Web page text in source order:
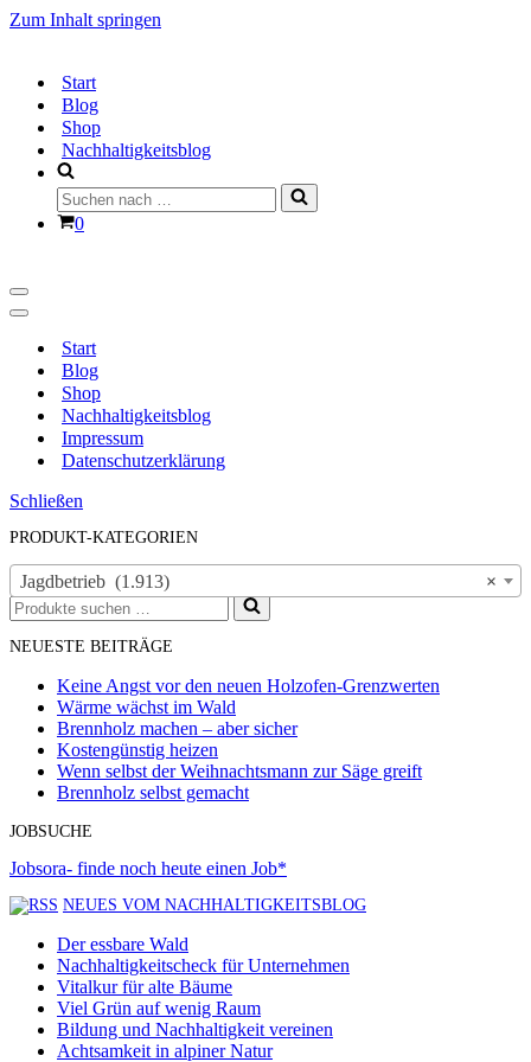
Zum Inhalt springen
Start
Blog
Shop
Nachhaltigkeitsblog
Suchen
nach …
Warenkorb
0
Navigationsmenü
Navigationsmenü
Start
Blog
Shop
Nachhaltigkeitsblog
Impressum
Datenschutzerklärung
Schließen
PRODUKT-KATEGORIEN
×
Jagdbetrieb (1.913)
Suchen
nach …
NEUESTE BEITRÄGE
Keine Angst vor den neuen Holzofen-Grenzwerten
Wärme wächst im Wald
Brennholz machen – aber sicher
Kostengünstig heizen
Wenn selbst der Weihnachtsmann zur Säge greift
Brennholz selbst gemacht
JOBSUCHE
Jobsora- finde noch heute einen Job*
NEUES VOM NACHHALTIGKEITSBLOG
Der essbare Wald
Nachhaltigkeitscheck für Unternehmen
Vitalkur für alte Bäume
Viel Grün auf wenig Raum
Bildung und Nachhaltigkeit vereinen
Achtsamkeit in alpiner Natur